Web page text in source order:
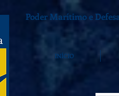
Poder Marítimo e
INÍCIO